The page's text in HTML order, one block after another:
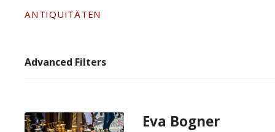
ANTIQUITÄTEN
Advanced Filters
Eva Bogner